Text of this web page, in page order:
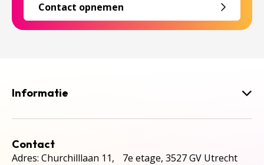
Contact opnemen
Informatie
Contact
Adres: Churchilllaan 11, 7e etage, 3527 GV Utrecht